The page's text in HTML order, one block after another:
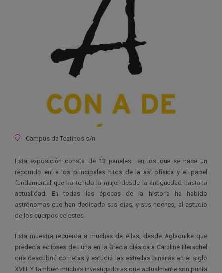
Ubicación
Campus de Teatinos s/n
Esta exposición consta de 13 paneles en los que se hace un
recorrido entre los principales hitos de la astrofísica y el papel
fundamental que ha tenido la mujer desde la antigüedad hasta la
actualidad. En todas las épocas de la historia ha habido
astrónomas que han dedicado sus días, y sus noches, al estudio
de los cuerpos celestes.
Esta muestra recuerda a muchas de ellas, desde Aglaonike que
predecía eclipses de Luna en la Grecia clásica a Caroline Herschel
que descubrió cometas y estudió las estrellas binarias en el siglo
XVIII. Y también muchas investigadoras que actualmente son punta